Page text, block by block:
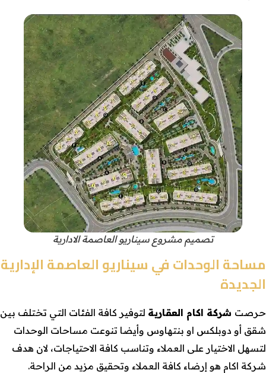
تصميم مشروع سيناريو العاصمة الادارية
مساحة الوحدات في سيناريو العاصمة الإدارية
الجديدة
حرصت شركة اكام العقارية لتوفير كافة الفئات التي تختلف بين
شقق أو دوبلكس او بنتهاوس وأيضا تنوعت مساحات الوحدات
لتسهل الاختيار على العملاء وتناسب كافة الاحتياجات، لان هدف
شركة اكام هو إرضاء كافة العملاء وتحقيق مزيد من الراحة.